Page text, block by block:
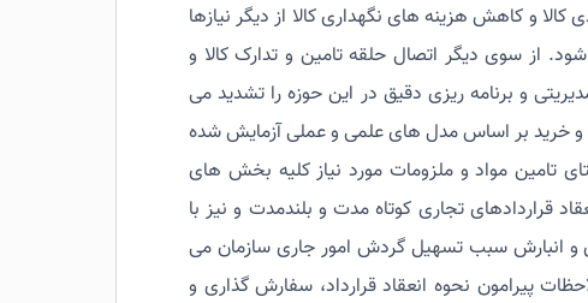
و کاهش هزینه های نگهداری کالا از دیگر نیازها
از سوی دیگر اتصال حلقه تامین و تدارک کالا و
و برنامه ریزی دقیق در این حوزه را تشدید می
و خرید بر اساس مدل های علمی و عملی آزمایش شده
تامین مواد و ملزومات مورد نیاز کلیه بخش های
قراردادهای تجاری کوتاه مدت و بلندمدت و نیز با
و انبارش سبب تسهیل گردش امور جاری سازمان می
پیرامون نحوه انعقاد قرارداد، سفارش گذاری و